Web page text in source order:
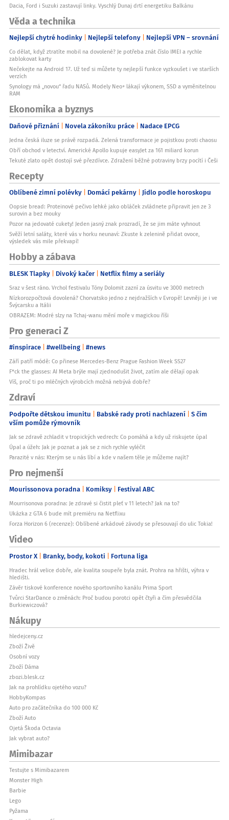
Dacia, Ford i Suzuki zastavují linky. Vyschlý Dunaj drtí energetiku Balkánu
Věda a technika
Nejlepší chytré hodinky Nejlepší telefony Nejlepší VPN – srovnání
Co dělat, když ztratíte mobil na dovolené? Je potřeba znát číslo IMEI a rychle
zablokovat karty
Nečekejte na Android 17. Už teď si můžete ty nejlepší funkce vyzkoušet i ve starších
verzích
Synology má „novou“ řadu NASů. Modely Neo+ lákají výkonem, SSD a vyměnitelnou
RAM
Ekonomika a byznys
Daňové přiznání Novela zákoníku práce Nadace EPCG
Jedna česká iluze se právě rozpadá. Zelená transformace je pojistkou proti chaosu
Obří obchod v letectví. Americké Apollo kupuje easyJet za 161 miliard korun
Tekuté zlato opět dostojí své přezdívce. Zdražení běžné potraviny brzy pocítí i Češi
Recepty
Oblíbené zimní polévky Domácí pekárny Jídlo podle horoskopu
Oopsie bread: Proteinové pečivo lehké jako obláček zvládnete připravit jen ze 3
surovin a bez mouky
Pozor na jedovaté cukety! Jeden jasný znak prozradí, že se jim máte vyhnout
Svěží letní saláty, které vás v horku neunaví: Zkuste k zelenině přidat ovoce,
výsledek vás mile překvapí!
Hobby a zábava
BLESK Tlapky Divoký kačer Netflix filmy a seriály
Sraz v šest ráno. Vrchol festivalu Tóny Dolomit zazní za úsvitu ve 3000 metrech
Nízkorozpočtová dovolená? Chorvatsko jedno z nejdražších v Evropě! Levněji je i ve
Švýcarsku a Itálii
OBRAZEM: Modré slzy na Tchaj-wanu mění moře v magickou říši
Pro generaci Z
#inspirace #wellbeing #news
Září patří módě: Co přinese Mercedes-Benz Prague Fashion Week SS27
F*ck the glasses: AI Meta brýle mají zjednodušit život, zatím ale dělají opak
Víš, proč ti po mléčných výrobcích možná nebývá dobře?
Zdraví
Podpořte dětskou imunitu Babské rady proti nachlazení S čím
vším pomůže rýmovník
Jak se zdravě zchladit v tropických vedrech: Co pomáhá a kdy už riskujete úpal
Úpal a úžeh: Jak je poznat a jak se z nich rychle vyléčit
Parazité v nás: Kterým se u nás líbí a kde v našem těle je můžeme najít?
Pro nejmenší
Mourissonova poradna Komiksy Festival ABC
Mourrisonova poradna: Je zdravé si čistit pleť v 11 letech? Jak na to?
Ukázka z GTA 6 bude mít premiéru na Netflixu
Forza Horizon 6 (recenze): Oblíbené arkádové závody se přesouvají do ulic Tokia!
Video
Prostor X Branky, body, kokoti Fortuna liga
Hradec hrál velice dobře, ale kvalita soupeře byla znát. Prohra na hřišti, výhra v
hledišti.
Závěr tiskové konference nového sportovního kanálu Prima Sport
Tvůrci StarDance o změnách: Proč budou porotci opět čtyři a čím přesvědčila
Burkiewiczová?
Nákupy
hledejceny.cz
Zboží Živě
Osobní vozy
Zboží Dáma
zbozi.blesk.cz
Jak na prohlídku ojetého vozu?
HobbyKompas
Auto pro začátečníka do 100 000 Kč
Zboží Auto
Ojetá Škoda Octavia
Jak vybrat auto?
Mimibazar
Testujte s Mimibazarem
Monster High
Barbie
Lego
Pyžama